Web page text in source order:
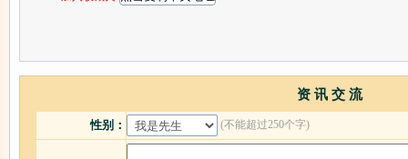
资 讯 交 流
性别： (不能超过250个字)